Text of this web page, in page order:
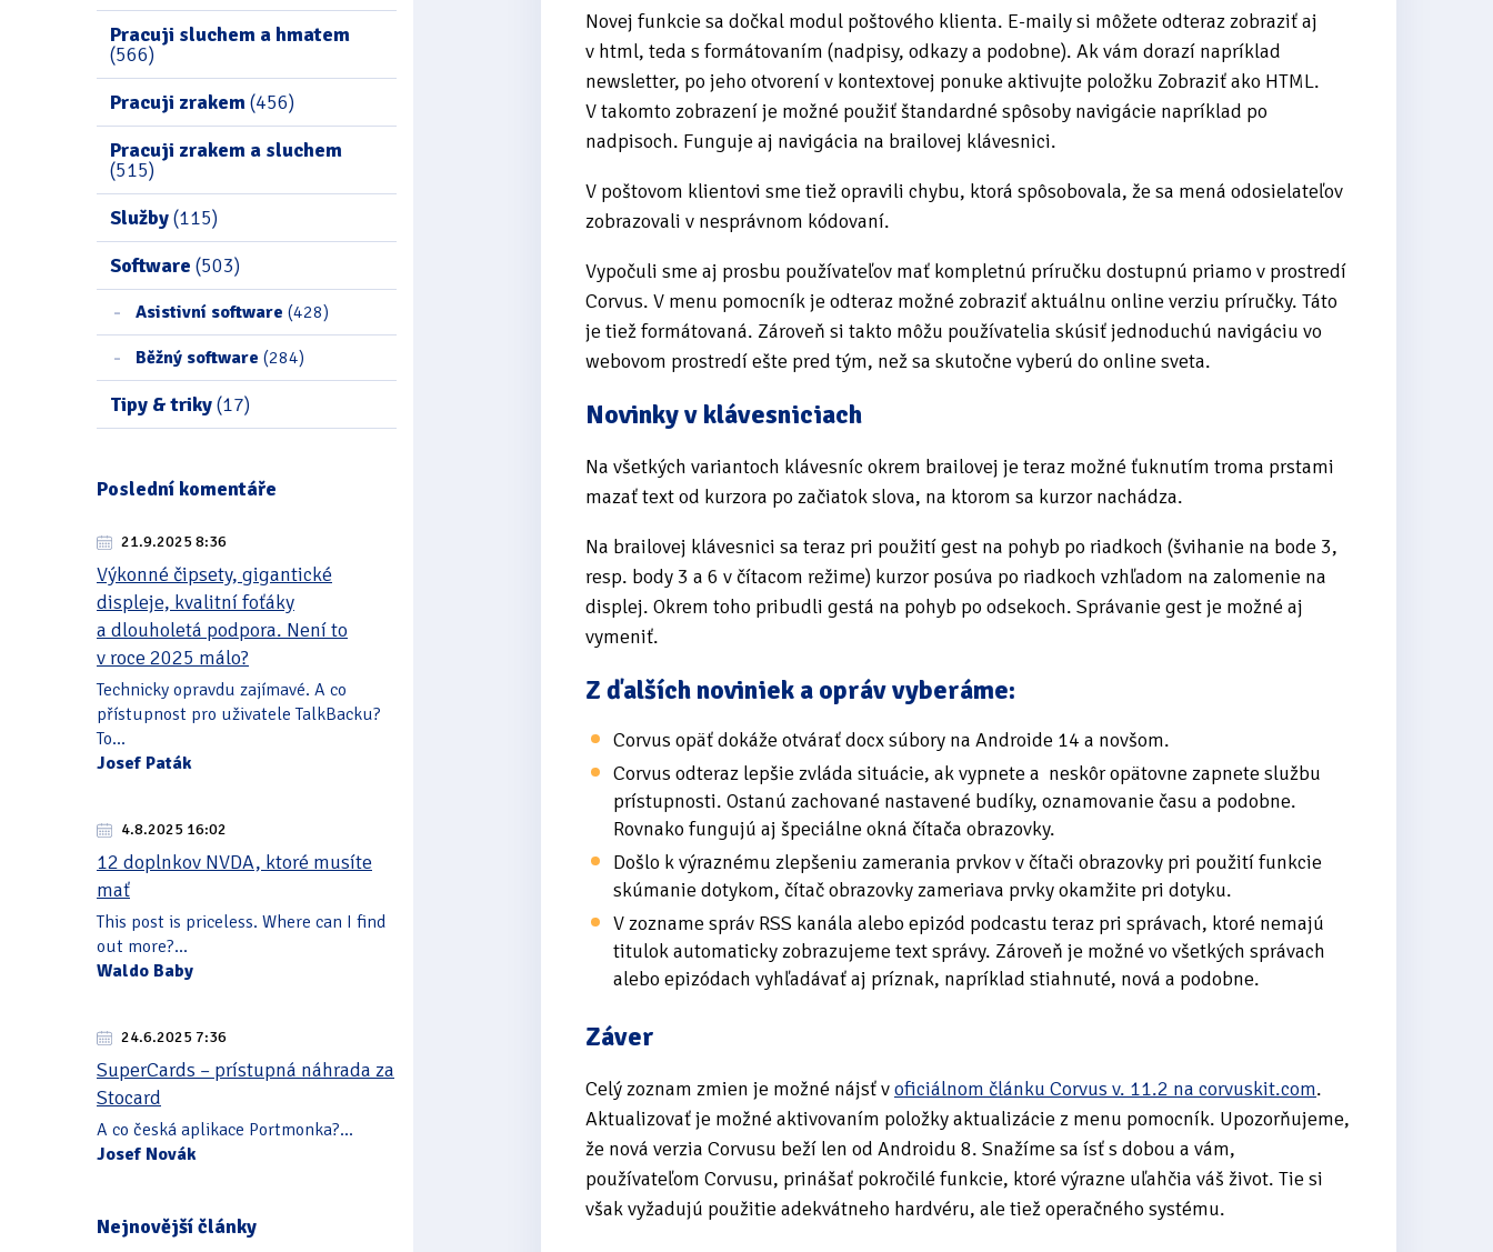
Pracuji sluchem a hmatem
(566)
Pracuji zrakem(456)
Pracuji zrakem a sluchem
(515)
Služby(115)
Software (503)
Asistivní software (428)
Běžný software (284)
Tipy & triky(17)
Poslední komentáře
21.9.2025 8:36
Výkonné čipsety, gigantické
displeje, kvalitní foťáky
a dlouholetá podpora. Není to
v roce 2025 málo?
Technicky opravdu zajímavé. A co
přístupnost pro uživatele TalkBacku?
To...
Josef Paták
4.8.2025 16:02
12 doplnkov NVDA, ktoré musíte
mať
This post is priceless. Where can I find
out more?...
Waldo Baby
24.6.2025 7:36
SuperCards – prístupná náhrada za
Stocard
A co česká aplikace Portmonka?...
Josef Novák
Nejnovější články
Novej funkcie sa dočkal modul poštového klienta. E-maily si môžete odteraz zobraziť aj
v html, teda s formátovaním (nadpisy, odkazy a podobne). Ak vám dorazí napríklad
newsletter, po jeho otvorení v kontextovej ponuke aktivujte položku Zobraziť ako HTML.
V takomto zobrazení je možné použiť štandardné spôsoby navigácie napríklad po
nadpisoch. Funguje aj navigácia na brailovej klávesnici.
V poštovom klientovi sme tiež opravili chybu, ktorá spôsobovala, že sa mená odosielateľov
zobrazovali v nesprávnom kódovaní.
Vypočuli sme aj prosbu používateľov mať kompletnú príručku dostupnú priamo v prostredí
Corvus. V menu pomocník je odteraz možné zobraziť aktuálnu online verziu príručky. Táto
je tiež formátovaná. Zároveň si takto môžu používatelia skúsiť jednoduchú navigáciu vo
webovom prostredí ešte pred tým, než sa skutočne vyberú do online sveta.
Novinky v klávesniciach
Na všetkých variantoch klávesníc okrem brailovej je teraz možné ťuknutím troma prstami
mazať text od kurzora po začiatok slova, na ktorom sa kurzor nachádza.
Na brailovej klávesnici sa teraz pri použití gest na pohyb po riadkoch (švihanie na bode 3,
resp. body 3 a 6 v čítacom režime) kurzor posúva po riadkoch vzhľadom na zalomenie na
displej. Okrem toho pribudli gestá na pohyb po odsekoch. Správanie gest je možné aj
vymeniť.
Z ďalších noviniek a opráv vyberáme:
Corvus opäť dokáže otvárať docx súbory na Androide 14 a novšom.
Corvus odteraz lepšie zvláda situácie, ak vypnete a neskôr opätovne zapnete službu
prístupnosti. Ostanú zachované nastavené budíky, oznamovanie času a podobne.
Rovnako fungujú aj špeciálne okná čítača obrazovky.
Došlo k výraznému zlepšeniu zamerania prvkov v čítači obrazovky pri použití funkcie
skúmanie dotykom, čítač obrazovky zameriava prvky okamžite pri dotyku.
V zozname správ RSS kanála alebo epizód podcastu teraz pri správach, ktoré nemajú
titulok automaticky zobrazujeme text správy. Zároveň je možné vo všetkých správach
alebo epizódach vyhľadávať aj príznak, napríklad stiahnuté, nová a podobne.
Záver
Celý zoznam zmien je možné nájsť voficiálnom článku Corvus v. 11.2 na corvuskit.com.
Aktualizovať je možné aktivovaním položky aktualizácie z menu pomocník. Upozorňujeme,
že nová verzia Corvusu beží len od Androidu 8. Snažíme sa ísť s dobou a vám,
používateľom Corvusu, prinášať pokročilé funkcie, ktoré výrazne uľahčia váš život. Tie si
však vyžadujú použitie adekvátneho hardvéru, ale tiež operačného systému.